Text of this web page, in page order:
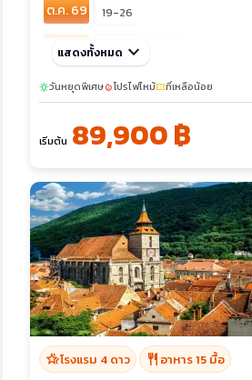
ต.ค. 69 19-26
ธ.ค. 69 02-09
แสดงทั้งหมด keyboard_arrow_down
sunnyวันหยุดพิเศษlocal_fire_departmentโปรไฟไหม้confirmation_numberที่เหลือน้อย
เริ่มต้น 89,900 ฿
hotel_classโรงแรม 4 ดาว restaurant อาหาร 15 มื้อ